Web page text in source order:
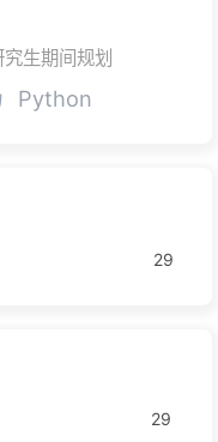
究生期间规划
Python
29
29